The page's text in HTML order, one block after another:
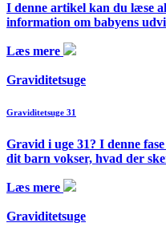
I denne artikel kan du læse
information om babyens
Læs mere
Graviditetsuge
Graviditetsuge 31
Gravid i uge 31? I denne
dit barn vokser, hvad der
Læs mere
Graviditetsuge